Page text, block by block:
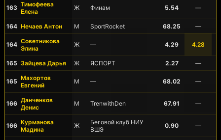
163 Тимофеева
Елена
Ж Финам 5.54 —
164 Нечаев Антон М SportRocket 68.25 —
164 Советникова
Элина
Ж — 4.29 4.28
165 Зайцева Дарья Ж ЯСПОРТ 2.27 —
165 Махортов
Евгений
М — 68.02 —
166 Данченков
Денис
М TrenwithDen 67.91 —
166 Курманова
Мадина
Ж
Беговой клуб НИУ
ВШЭ
0.90 —